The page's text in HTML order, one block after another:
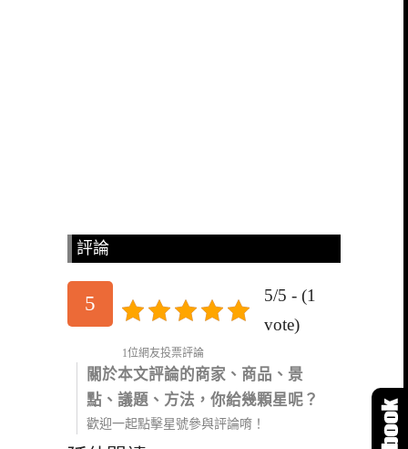
評論
5
5/5 - (1
vote)
1位網友投票評論
關於本文評論的商家、商品、景
點、議題、方法，你給幾顆星呢？
歡迎一起點擊星號參與評論唷！